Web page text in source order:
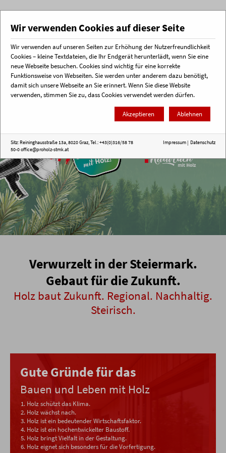
Menü
Startseite proHolz Steiermark Impulse
Verwurzelt in der Steiermark.
Gebaut für die Zukunft.
Holz baut Zukunft. Regional. Nachhaltig.
Steirisch.
Gute Gründe für das
Bauen und Leben mit Holz
Holz schützt das Klima.
Holz wächst nach.
Holz ist ein bedeutender Wirtschaftsfaktor.
Holz ist ein hochentwickelter Baustoff.
Holz bringt Vielfalt in der Gestaltung.
Holz eignet sich besonders für die Vorfertigung.
Wir verwenden Cookies auf dieser Seite
Wir verwenden auf unseren Seiten zur Erhöhung der Nutzerfreundlichkeit
Cookies – kleine Textdateien, die Ihr Endgerät herunterlädt, wenn Sie eine
neue Webseite besuchen. Cookies sind wichtig für eine korrekte
Funktionsweise von Webseiten. Sie werden unter anderem dazu benötigt,
damit sich unsere Webseite an Sie erinnert. Wenn Sie diese Website
verwenden, stimmen Sie zu, dass Cookies verwendet werden dürfen.
Akzeptieren Ablehnen
Sitz: Reininghausstraße 13a, 8020 Graz, Tel.: +43(0)316/58 78
50-0office@proholz-stmk.at
Impressum | Datenschutz